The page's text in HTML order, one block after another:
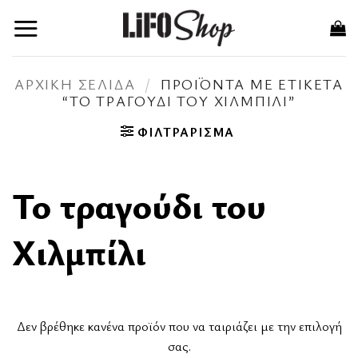
στο
ΑΡΧΙΚΉ ΣΕΛΊΔΑ /
ΠΡΟΪΌΝΤΑ ΜΕ ΕΤΙΚΈΤΑ
“ΤΟ ΤΡΑΓΟΎΔΙ ΤΟΥ ΧΙΛΜΠΊΛΙ”
ΦΙΛΤΡΆΡΙΣΜΑ
Το τραγούδι του
Χιλμπίλι
Δεν βρέθηκε κανένα προϊόν που να ταιριάζει με την επιλογή
σας.